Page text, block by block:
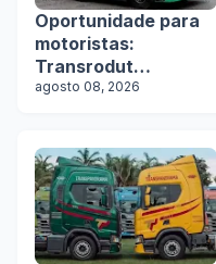
Oportunidade para
motoristas:
Transrodut
Transportes abre
agosto 08, 2026